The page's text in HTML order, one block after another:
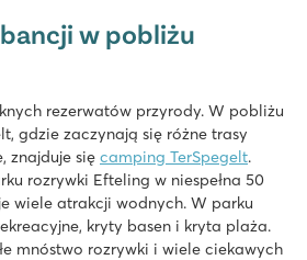
w pobliżu
rezerwatów przyrody. W pobliżu
gdzie zaczynają się różne trasy
znajduje się camping TerSpegelt.
rozrywki Efteling w niespełna 50
wiele atrakcji wodnych. W parku
kryty basen i kryta plaża.
mnóstwo rozrywki i wiele ciekawych